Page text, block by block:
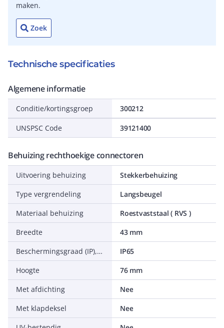
maken.
Zoek
Technische specificaties
Algemene informatie
Conditie/kortingsgroep 300212
UNSPSC Code 39121400
Behuizing rechthoekige connectoren
Uitvoering behuizing
Stekkerbehuizing
Type vergrendeling
Langsbeugel
Materiaal behuizing
Roestvaststaal ( RVS )
Breedte
43 mm
Beschermingsgraad (IP), gemonteerd
IP65
Hoogte
76 mm
Met afdichting
Nee
Met klapdeksel
Nee